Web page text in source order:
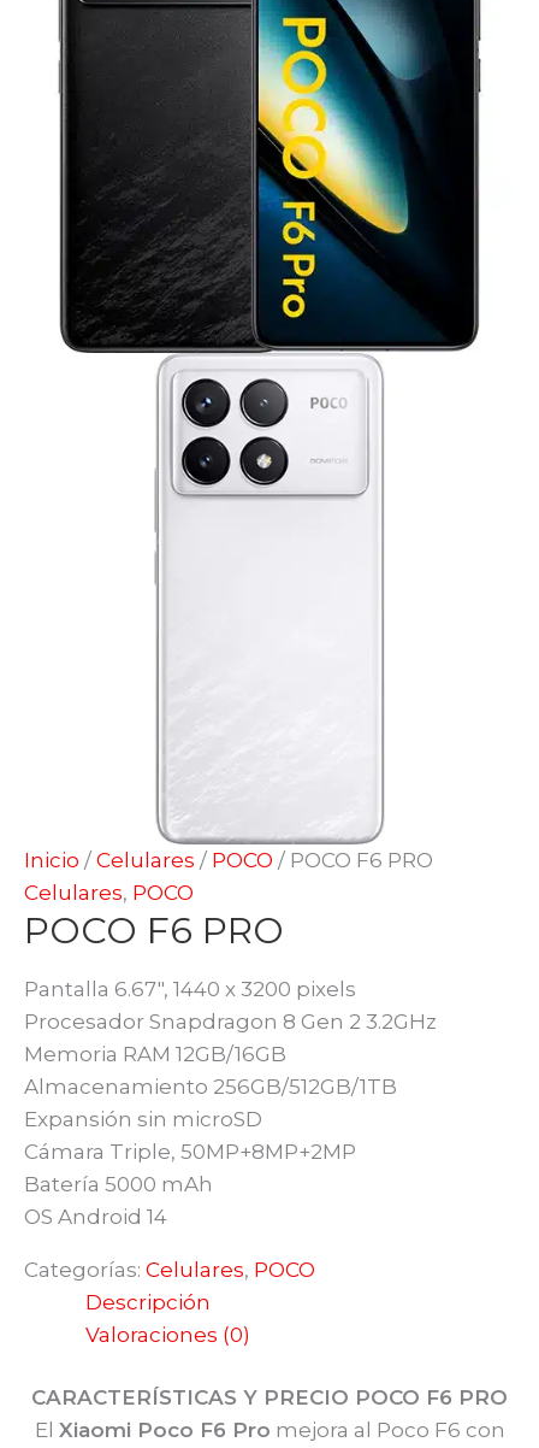
Inicio / Celulares / POCO / POCO F6 PRO
Celulares, POCO
POCO F6 PRO
Pantalla 6.67″, 1440 x 3200 pixels
Procesador Snapdragon 8 Gen 2 3.2GHz
Memoria RAM 12GB/16GB
Almacenamiento 256GB/512GB/1TB
Expansión sin microSD
Cámara Triple, 50MP+8MP+2MP
Batería 5000 mAh
OS Android 14
Categorías: Celulares, POCO
Descripción
Valoraciones (0)
CARACTERÍSTICAS Y PRECIO POCO F6 PRO
El Xiaomi Poco F6 Pro mejora al Poco F6 con